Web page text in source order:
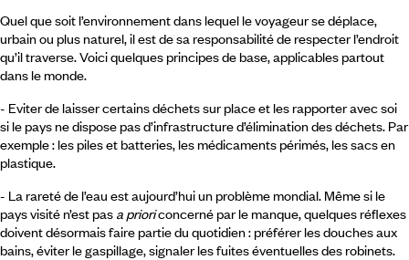
Quel que soit l’environnement dans lequel le voyageur se déplace,
urbain ou plus naturel, il est de sa responsabilité de respecter l’endroit
qu’il traverse. Voici quelques principes de base, applicables partout
dans le monde.
- Eviter de laisser certains déchets sur place et les rapporter avec soi
si le pays ne dispose pas d’infrastructure d’élimination des déchets. Par
exemple : les piles et batteries, les médicaments périmés, les sacs en
plastique.
- La rareté de l’eau est aujourd’hui un problème mondial. Même si le
pays visité n’est pas a prioriconcerné par le manque, quelques réflexes
doivent désormais faire partie du quotidien : préférer les douches aux
bains, éviter le gaspillage, signaler les fuites éventuelles des robinets.